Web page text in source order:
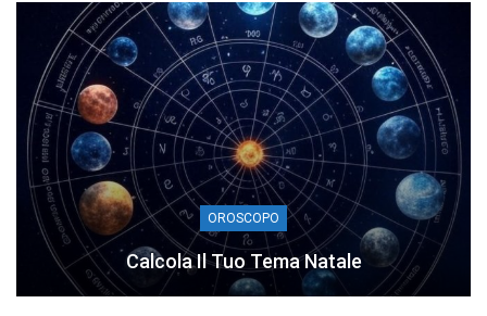
OROSCOPO
Calcola Il Tuo Tema Natale